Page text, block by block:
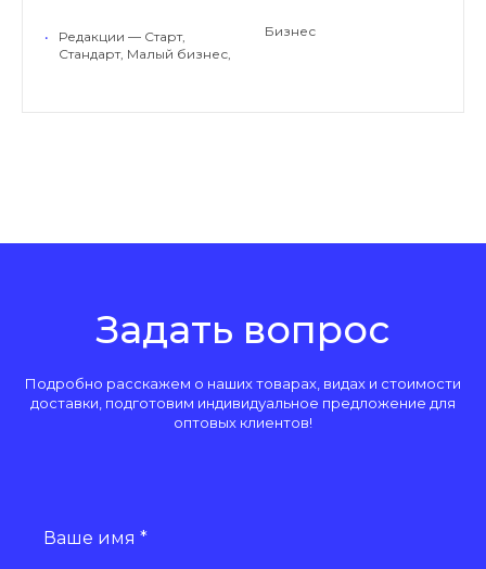
представительств в разных регионах. При этом вам
не нужно будет тратить время, деньги и силы на
•
Редакции — Старт,
Стандарт, Малый бизнес,
Бизнес
Задать вопрос
Подробно расскажем о наших товарах, видах и стоимости
доставки, подготовим индивидуальное предложение для
оптовых клиентов!
Ваше имя *